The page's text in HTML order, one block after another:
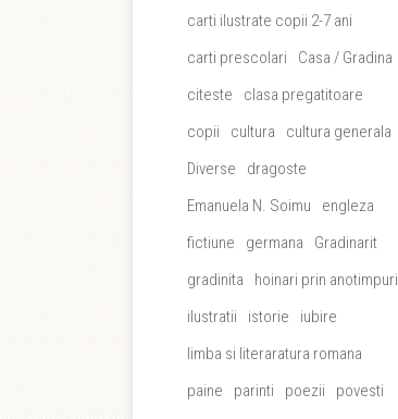
carti ilustrate copii 2-7 ani
carti prescolari
Casa / Gradina
citeste
clasa pregatitoare
copii
cultura
cultura generala
Diverse
dragoste
Emanuela N. Soimu
engleza
fictiune
germana
Gradinarit
gradinita
hoinari prin anotimpuri
ilustratii
istorie
iubire
limba si literaratura romana
paine
parinti poezii
povesti